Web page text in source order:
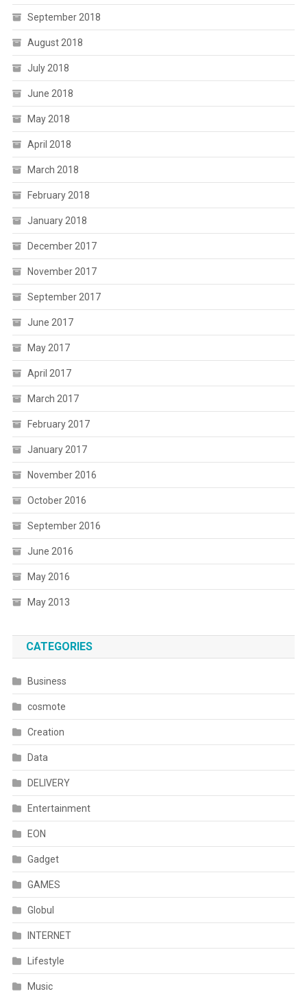
September 2018
August 2018
July 2018
June 2018
May 2018
April 2018
March 2018
February 2018
January 2018
December 2017
November 2017
September 2017
June 2017
May 2017
April 2017
March 2017
February 2017
January 2017
November 2016
October 2016
September 2016
June 2016
May 2016
May 2013
CATEGORIES
Business
cosmote
Creation
Data
DELIVERY
Entertainment
EON
Gadget
GAMES
Globul
INTERNET
Lifestyle
Music